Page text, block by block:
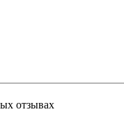
отзывах